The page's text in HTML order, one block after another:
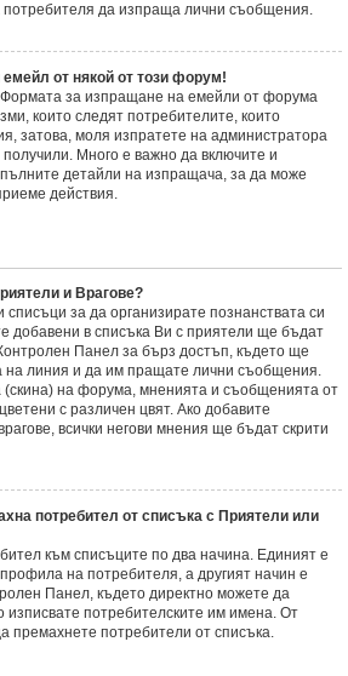
потребителя да изпраща лични съобщения.
от някой от този форум!
за изпращане на емейли от форума
които следят потребителите, които
затова, моля изпратете на администратора
Много е важно да включите и
детайли на изпращача, за да може
действия.
и Врагове?
за да организирате познанствата си
добавени в списъка Ви с приятели ще бъдат
Панел за бърз достъп, където ще
на линия и да им пращате лични съобщения.
на форума, мненията и съобщенията от
с различен цвят. Ако добавите
всички негови мнения ще бъдат скрити
потребител от списъка с Приятели или
към списъците по два начина. Единият е
на потребителя, а другият начин е
Панел, където директно можете да
изписвате потребителските им имена. От
премахнете потребители от списъка.